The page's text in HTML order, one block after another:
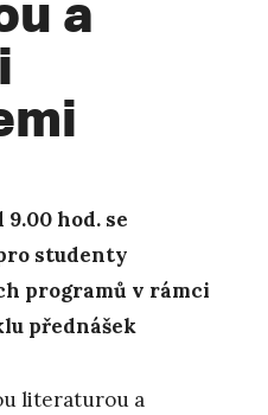
9.00 hod. se
studenty
programů v rámci
přednášek
literaturou a